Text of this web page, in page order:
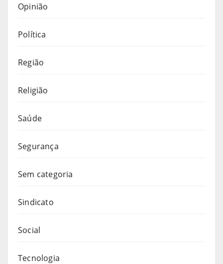
Opinião
Política
Região
Religião
Saúde
Segurança
Sem categoria
Sindicato
Social
Tecnologia